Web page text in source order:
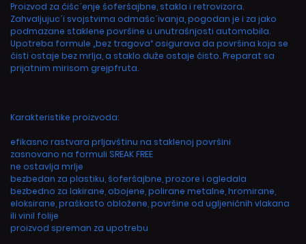
Proizvod za čišc´enje šoferšajbne, stakla i retrovizora.
Zahvaljujuc´i svojstvima odmašc´ivanja, pogodan je i za jako
podmazane staklene površine u unutrašnjosti automobila.
Upotreba formule „bez tragova“ osigurava da površina koja se
čisti ostaje bez mrlja, a staklo duže ostaje čisto. Preparat sa
prijatnim mirisom grejpfruta.
Karakteristike proizvoda:
efikasno rastvara prljavštinu na staklenoj površini
zasnovano na formuli SREAK FREE
ne ostavlja mrlje
bezbedan za plastiku, šoferšajbne, prozore i ogledala
bezbedno za lakirane, obojene, polirane metalne, hromirane,
eloksirane, praškasto obložene, površine od ugljeničnih vlakana
ili vinil folije
proizvod spreman za upotrebu